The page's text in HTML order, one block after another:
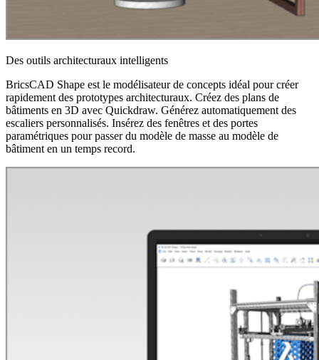
Des outils architecturaux intelligents
BricsCAD Shape est le modélisateur de concepts idéal pour créer
rapidement des prototypes architecturaux. Créez des plans de
bâtiments en 3D avec Quickdraw. Générez automatiquement des
escaliers personnalisés. Insérez des fenêtres et des portes
paramétriques pour passer du modèle de masse au modèle de
bâtiment en un temps record.